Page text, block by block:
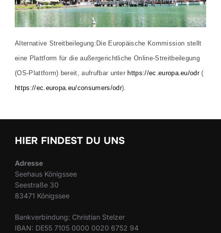
Alternative Streitbeilegung: Die Europäische Kommission stellt
eine Plattform für die außergerichtliche Online-Streitbeilegung
(OS-Plattform) bereit, aufrufbar unter https://ec.europa.eu/odr(
https://ec.europa.eu/consumers/odr).
HIER FINDEST DU UNS
Adresse
Seehaus Königssee
Seestraße 30
83471 Königssee
Bankverbindung: Christian Stelzer
IBAN: DE55 7105 0000 0020 6752 94